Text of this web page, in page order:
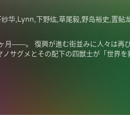
克幸,佐藤拓也,鸟海浩辅,寺岛拓笃,杉田智和,天崎滉平,铃村健一,泽城千春,竹内
月――。 復興が進む街並みに人々は再
サグメとその配下の四獣士が「世界